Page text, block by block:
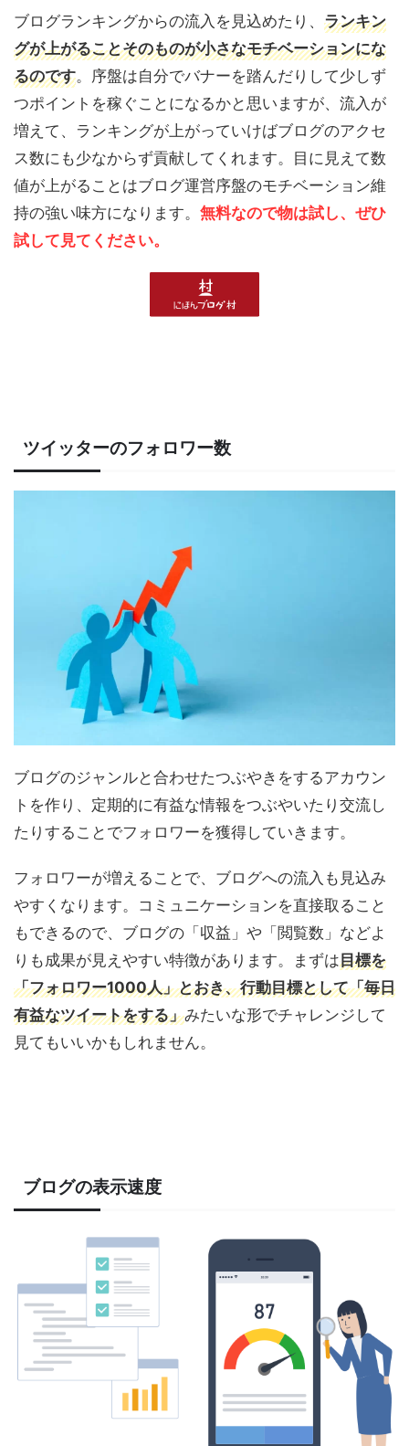
ブログランキングからの流入を見込めたり、 ランキン
グが上がることそのものが小さなモチベーションにな
るのです。序盤は自分でバナーを踏んだりして少しず
つポイントを稼ぐことになるかと思いますが、流入が
増えて、ランキングが上がっていけばブログのアクセ
ス数にも少なからず貢献してくれます。目に見えて数
値が上がることはブログ運営序盤のモチベーション維
持の強い味方になります。 無料なので物は試し、ぜひ
試して見てください。
ツイッターのフォロワー数
ブログのジャンルと合わせたつぶやきをするアカウン
トを作り、定期的に有益な情報をつぶやいたり交流し
たりすることでフォロワーを獲得していきます。
フォロワーが増えることで、ブログへの流入も見込み
やすくなります。コミュニケーションを直接取ること
もできるので、ブログの「収益」や「閲覧数」などよ
りも成果が見えやすい特徴があります。まずは目標を
「フォロワー1000人」とおき、行動目標として「毎日
有益なツイートをする」みたいな形でチャレンジして
見てもいいかもしれません。
ブログの表示速度